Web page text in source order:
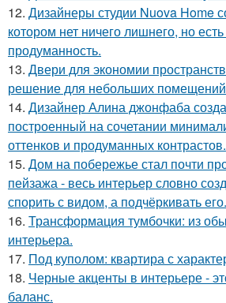
12. Дизайнеры студии Nuova Home
котором нет ничего лишнего, но
продуманность.
13. Двери для экономии
решение для небольших
14. Дизайнер Алина джонфаба
построенный на сочетании
оттенков и продуманных контрастов.
15. Дом на побережье стал почти
пейзажа - весь интерьер словно
спорить с видом, а подчёркивать его.
16. Трансформация тумбочки: из
интерьера.
17. Под куполом: квартира с
18. Черные акценты в интерьере -
баланс.